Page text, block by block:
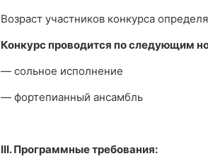
Возраст участников конкурса
Конкурс проводится по следующим
— сольное исполнение
— фортепианный ансамбль
III. Программные требования: